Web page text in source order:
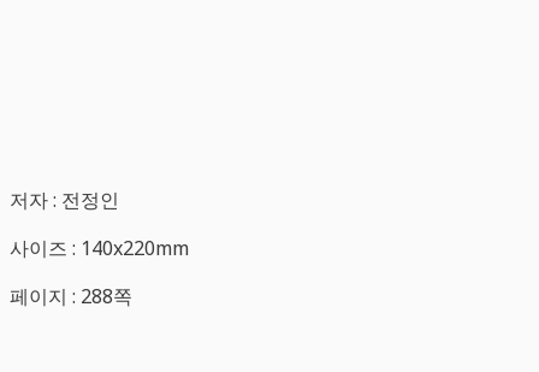
저자 : 전정인
사이즈 : 140x220mm
페이지 : 288쪽